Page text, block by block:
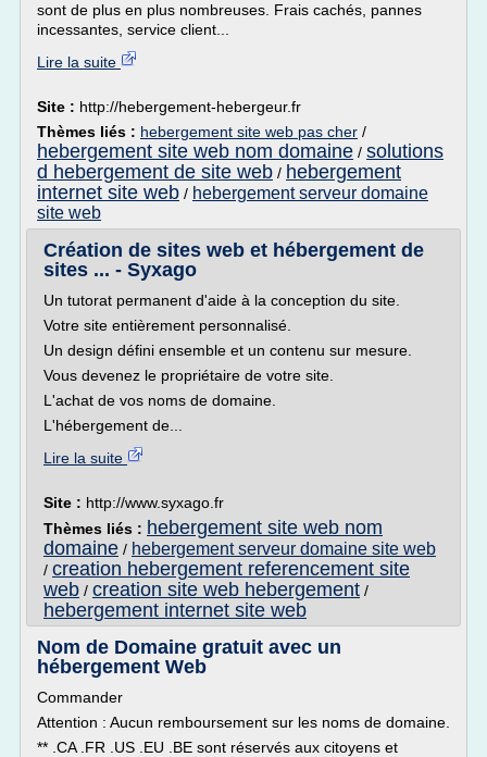
sont de plus en plus nombreuses. Frais cachés, pannes
incessantes, service client...
Lire la suite
Site : http://hebergement-hebergeur.fr
Thèmes liés : hebergement site web pas cher /
hebergement site web nom domaine / solutions
d hebergement de site web / hebergement
internet site web / hebergement serveur domaine
site web
Création de sites web et hébergement de
sites ... - Syxago
Un tutorat permanent d'aide à la conception du site.
Votre site entièrement personnalisé.
Un design défini ensemble et un contenu sur mesure.
Vous devenez le propriétaire de votre site.
L'achat de vos noms de domaine.
L'hébergement de...
Lire la suite
Site : http://www.syxago.fr
Thèmes liés : hebergement site web nom
domaine / hebergement serveur domaine site web
/ creation hebergement referencement site
web / creation site web hebergement /
hebergement internet site web
Nom de Domaine gratuit avec un
hébergement Web
Commander
Attention : Aucun remboursement sur les noms de domaine.
** .CA .FR .US .EU .BE sont réservés aux citoyens et